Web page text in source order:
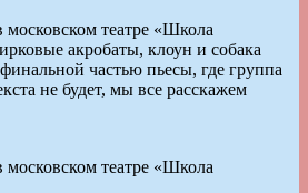
театре «Школа
акробаты, клоун и собака
частью пьесы, где группа
не будет, мы все расскажем
театре «Школа